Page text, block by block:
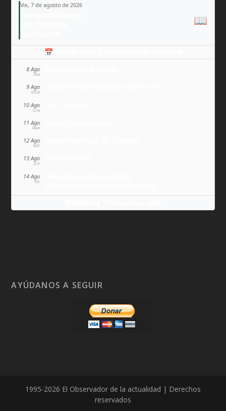
Vie, 7 de agosto de 2026
📖
📅 Añade todo a tu calendario personal
8 Ago
SÁB
9 Ago
DOM
10 Ago
LUN
11 Ago
MAR
12 Ago
MIÉ
13 Ago
JUE
14 Ago
VIE
·
AYÚDANOS A SEGUIR
1995-2026 El Observador de la actualidad | Derechos
reservados